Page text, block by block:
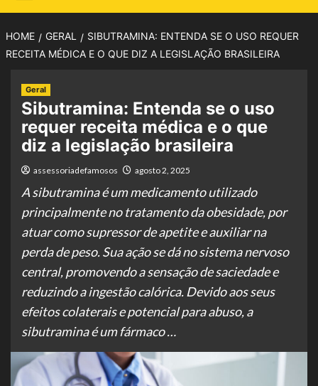
HOME GERAL
SIBUTRAMINA: ENTENDA SE O USO REQUER
RECEITA MÉDICA E O QUE DIZ A LEGISLAÇÃO BRASILEIRA
Geral
Sibutramina: Entenda se o uso
requer receita médica e o que
diz a legislação brasileira
assessoriadefamosos agosto 2, 2025
A sibutramina é um medicamento utilizado
principalmente no tratamento da obesidade, por
atuar como supressor de apetite e auxiliar na
perda de peso. Sua ação se dá no sistema nervoso
central, promovendo a sensação de saciedade e
reduzindo a ingestão calórica. Devido aos seus
efeitos colaterais e potencial para abuso, a
sibutramina é um fármaco …